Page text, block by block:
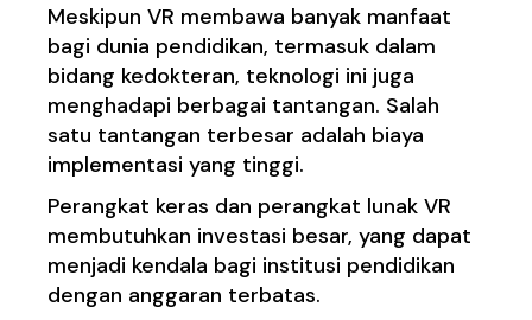
Meskipun VR membawa banyak manfaat
bagi dunia pendidikan, termasuk dalam
bidang kedokteran, teknologi ini juga
menghadapi berbagai tantangan. Salah
satu tantangan terbesar adalah biaya
implementasi yang tinggi.
Perangkat keras dan perangkat lunak VR
membutuhkan investasi besar, yang dapat
menjadi kendala bagi institusi pendidikan
dengan anggaran terbatas.